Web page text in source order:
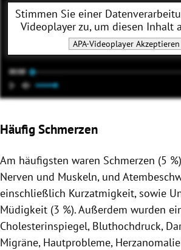
Stimmen Sie einer
Videoplayerzu, um diesen Inhalt
APA-Videoplayer Akzeptieren
Häufig Schmerzen
Am häufigsten waren Schmerzen (5
Nerven und Muskeln, und
einschließlich Kurzatmigkeit, sowie
Müdigkeit (3 %). Außerdem wurden
Cholesterinspiegel, Bluthochdruck,
Migräne, Hautprobleme,